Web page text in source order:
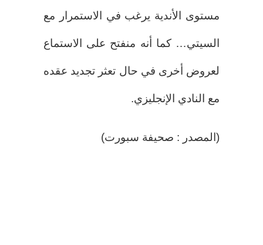
مستوى الأندية يرغب في الاستمرار مع
السيتي… كما أنه منفتح على الاستماع
لعروض أخرى في حال تعثر تجديد عقده
مع النادي الإنجليزي.
(المصدر : صحيفة سبورت)